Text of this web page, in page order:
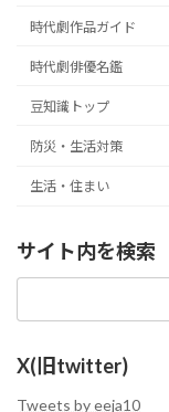
時代劇作品ガイド
時代劇俳優名鑑
豆知識トップ
防災・生活対策
生活・住まい
サイト内を検索
X(旧twitter)
Tweets by eeja10